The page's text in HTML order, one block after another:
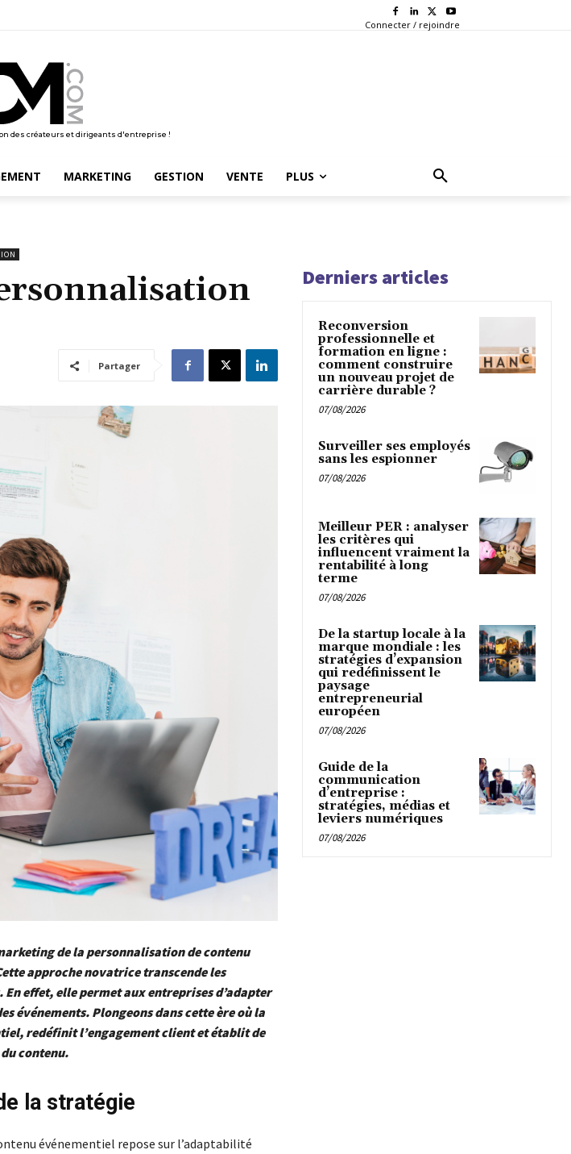
Connecter / rejoindre
des créateurs et dirigeants d'entreprise !
MARKETING GESTION VENTE PLUS
Partager
de la personnalisation de contenu
approche novatrice transcende les
effet, elle permet aux entreprises d’adapter
événements. Plongeons dans cette ère où la
redéfinit l’engagement client et établit de
contenu.
la stratégie
événementiel repose sur l’adaptabilité
Derniers articles
Reconversion
professionnelle et
formation en ligne :
comment construire
un nouveau projet de
carrière durable ?
07/08/2026
Surveiller ses employés
sans les espionner
07/08/2026
Meilleur PER : analyser
les critères qui
influencent vraiment la
rentabilité à long
terme
07/08/2026
De la startup locale à la
marque mondiale : les
stratégies d’expansion
qui redéfinissent le
paysage
entrepreneurial
européen
07/08/2026
Guide de la
communication
d’entreprise :
stratégies, médias et
leviers numériques
07/08/2026